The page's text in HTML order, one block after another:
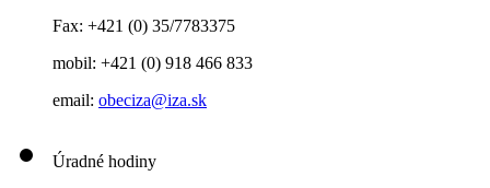
Fax: +421 (0) 35/7783375
mobil: +421 (0) 918 466 833
email: obeciza@iza.sk
Úradné hodiny